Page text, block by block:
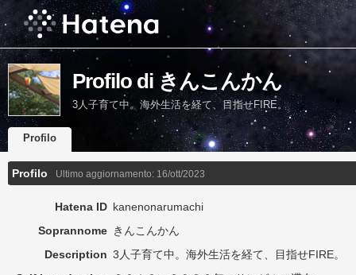
Profilo di きんこんかん
3人子育て中。海外生活を経て、目指せFIRE。
Profilo
Profilo Ultimo aggiornamento: 16/ott/2023
Hatena ID kanenonarumachi
Soprannome きんこんかん
Description 3人子育て中。海外生活を経て、目指せFIRE。